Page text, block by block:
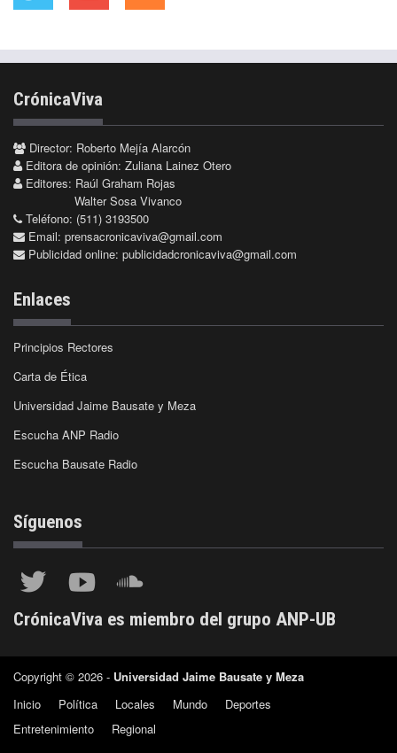
CrónicaViva
Director: Roberto Mejía Alarcón
Editora de opinión: Zuliana Lainez Otero
Editores: Raúl Graham Rojas
Walter Sosa Vivanco
Teléfono: (511) 3193500
Email: prensacronicaviva@gmail.com
Publicidad online: publicidadcronicaviva@gmail.com
Enlaces
Principios Rectores
Carta de Ética
Universidad Jaime Bausate y Meza
Escucha ANP Radio
Escucha Bausate Radio
Síguenos
CrónicaViva es miembro del grupo ANP-UB
Copyright © 2026 - Universidad Jaime Bausate y Meza
Inicio
Política Locales Mundo
Deportes
Entretenimiento
Regional